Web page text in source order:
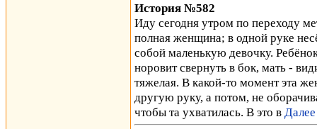
История №582
Иду сегодня утром по переходу
полная женщина; в одной руке
собой маленькую девочку.
норовит свернуть в бок, мать -
тяжелая. В какой-то момент эта
другую руку, а потом, не
чтобы та ухватилась. В это в